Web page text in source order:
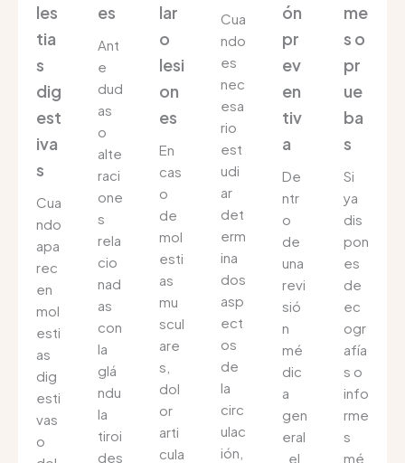
les
tia
s
dig
est
iva
s
Cua
ndo
apa
rec
en
mol
esti
as
dig
esti
vas
o
es
Ant
e
dud
as
o
alte
raci
one
s
rela
cio
nad
as
con
la
glá
ndu
la
tiroi
des
lar
o
lesi
on
es
En
cas
o
de
mol
esti
as
mu
scul
are
s,
dol
or
arti
cula
Cua
ndo
es
nec
esa
rio
est
udi
ar
det
erm
ina
dos
asp
ect
os
de
la
circ
ulac
ión,
ón
pr
ev
en
tiv
a
De
ntr
o
de
una
revi
sió
n
mé
dic
a
gen
eral
, el
me
s o
pr
ue
ba
s
Si
ya
dis
pon
es
de
ec
ogr
afía
s o
info
rme
s
mé